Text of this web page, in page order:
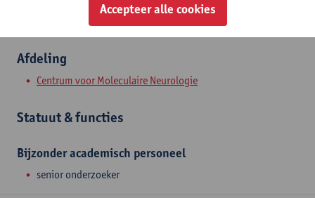
Afdeling
Centrum voor Moleculaire Neurologie
Statuut & functies
Bijzonder academisch personeel
senior onderzoeker
Accepteer alle cookies